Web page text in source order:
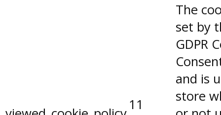
11
The
set by
GDPR
and is
store